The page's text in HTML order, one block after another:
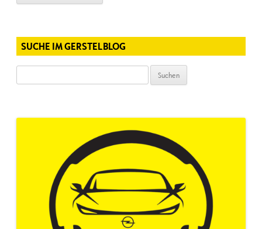
SUCHE IM GERSTELBLOG